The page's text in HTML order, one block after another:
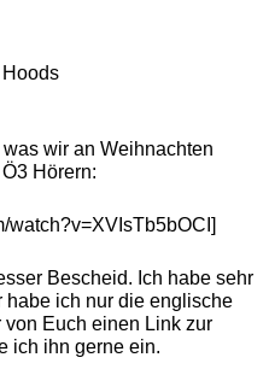
wir an Weihnachten
Hörern:
watch?v=XVIsTb5bOCI]
Bescheid. Ich habe sehr
habe ich nur die englische
Euch einen Link zur
ich ihn gerne ein.